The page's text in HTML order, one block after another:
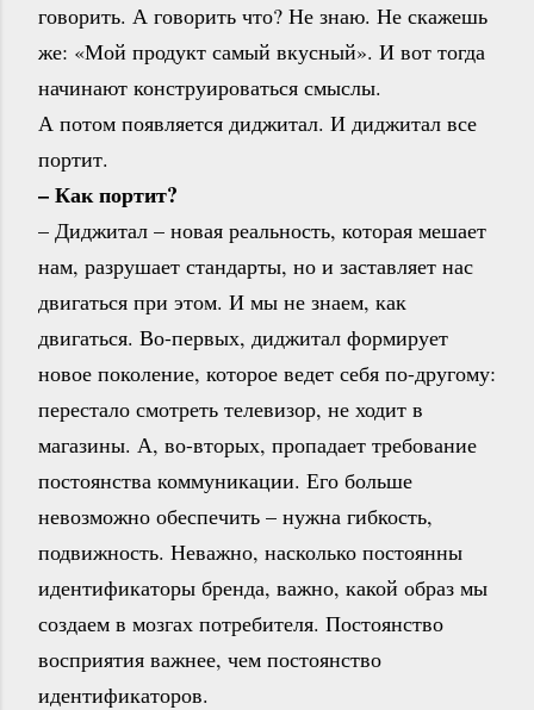
говорить. А говорить что? Не знаю. Не скажешь
же: «Мой продукт самый вкусный». И вот тогда
начинают конструироваться смыслы.
А потом появляется диджитал. И диджитал все
портит.
– Как портит?
– Диджитал – новая реальность, которая мешает
нам, разрушает стандарты, но и заставляет нас
двигаться при этом. И мы не знаем, как
двигаться. Во-первых, диджитал формирует
новое поколение, которое ведет себя по-другому:
перестало смотреть телевизор, не ходит в
магазины. А, во-вторых, пропадает требование
постоянства коммуникации. Его больше
невозможно обеспечить – нужна гибкость,
подвижность. Неважно, насколько постоянны
идентификаторы бренда, важно, какой образ мы
создаем в мозгах потребителя. Постоянство
восприятия важнее, чем постоянство
идентификаторов.